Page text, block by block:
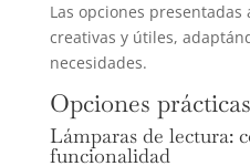
Las opciones
creativas y útiles,
necesidades.
Opciones
Lámparas de lectura:
funcionalidad